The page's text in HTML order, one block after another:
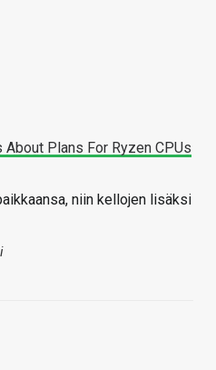
Plans For Ryzen CPUs
niin kellojen lisäksi